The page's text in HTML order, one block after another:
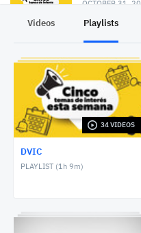
OCTOBER 31,
CINCO
2023
DECEMBER 8,
CINCO
CINCO
Videos Playlists
34 VIDEOS
DVIC
PLAYLIST (1h 9m)